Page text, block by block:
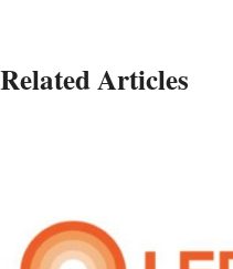
Related Articles